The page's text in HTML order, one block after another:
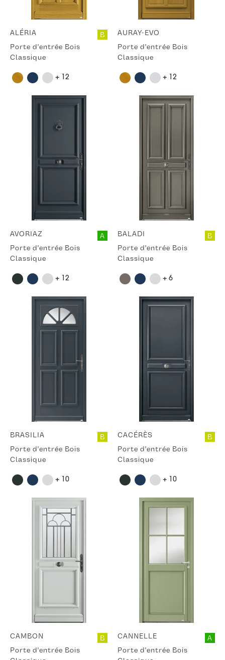
ALÉRIA
Porte d'entrée Bois
Classique
B
+ 12
AURAY-EVO
Porte d'entrée Bois
Classique
+ 12
AVORIAZ
Porte d'entrée Bois
Classique
A
+ 12
BALADI
Porte d'entrée Bois
Classique
B
+ 6
BRASILIA
Porte d'entrée Bois
Classique
B
+ 10
CACÉRÈS
Porte d'entrée Bois
Classique
B
+ 10
CAMBON
Porte d'entrée Bois
B
CANNELLE
Porte d'entrée Bois
A